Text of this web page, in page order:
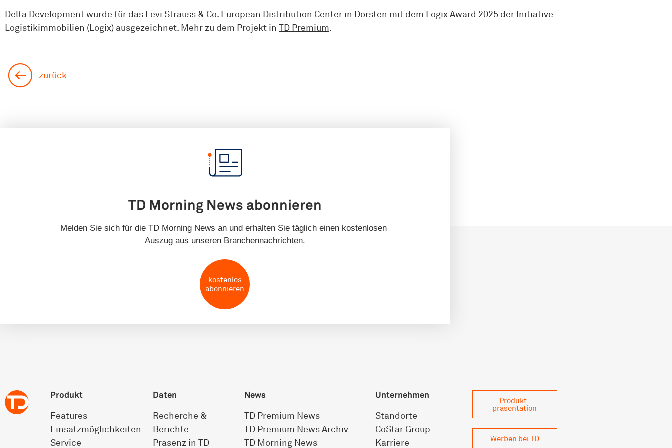
Delta Development wurde für das Levi Strauss & Co. European Distribution Center in Dorsten mit dem Logix Award 2025 der Initiative
Logistikimmobilien (Logix) ausgezeichnet. Mehr zu dem Projekt in TD Premium.
zurück
TD Morning News abonnieren
Melden Sie sich für die TD Morning News an und erhalten Sie täglich einen kostenlosen
Auszug aus unseren Branchennachrichten.
kostenlos
abonnieren
Produkt
Features
Einsatz­möglichkeiten
Service
Daten
Recherche &
Berichte
Präsenz in TD
News
TD Premium News
TD Premium News Archiv
TD Morning News
Unternehmen
Standorte
CoStar Group
Karriere
Produkt­
präsentation
Werben bei TD